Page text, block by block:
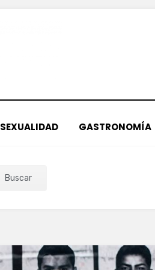
SEXUALIDAD GASTRONOMÍA
Buscar